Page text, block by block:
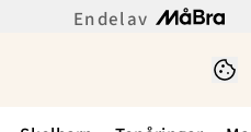
En del av